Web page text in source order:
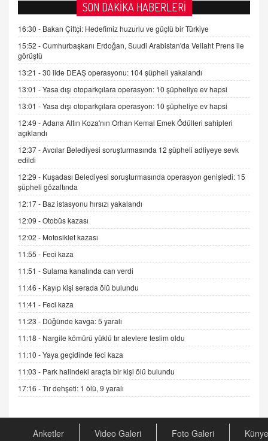
15.09.2025 16:17
SEHER EREK
Kış Ayları Geldi, Hangi Önlemler Alınmalı?
İNCİ GÜL AKÖL
Trump Keşke Adana'yı da Ziyaret Etse...
06.07.2026 13:00
ADEM AKÖL
Sednaya
11.12.2024 12:30
DR. EKREM ASLAN
Gerçek Ne, Algı Ne? "Beraber Yürüyoruz"
Cümlesinin Peşinden
19.07.2025 12:45
GÖNÜL MENEKŞE
Şifacının Yolu
04.11.2025 12:56
AV. RÜMEYSA ÖZKALE
Kira Uyuşmazlıklarında Dava Açmadan Önce
Arabulucuya Başvuru Şartı
23.09.2023 16:30
CAN UĞURATEŞ
SON DAKİKA HABERLERİ
16:30 - Bakan Çiftçi: Hedefimiz huzurlu ve güçlü bir Türkiye
15:52 -Cumhurbaşkanı Erdoğan, Suudi Arabistan'da Veliaht Prens ile
görüştü
13:21 -30 ilde DEAŞ operasyonu: 104 şüpheli yakalandı
13:01 -Yasa dışı otoparkçılara operasyon: 10 şüpheliye ev hapsi
13:01 -Yasa dışı otoparkçılara operasyon: 10 şüpheliye ev hapsi
12:49 -Adana Altın Koza'nın Orhan Kemal Emek Ödülleri sahipleri
açıklandı
12:37 -Avcılar Belediyesi soruşturmasında 12 şüpheli adliyeye sevk
edildi
12:29 - Kuşadası Belediyesi soruşturmasında operasyon genişledi: 15
şüpheli gözaltında
12:17 - Baz istasyonu hırsızı yakalandı
12:09 -Otobüs kazası
12:02 - Motosiklet kazası
11:55 - Feci kaza
11:51 -Sulama kanalında can verdi
11:46 - Kayıp kişi serada ölü bulundu
11:41 - Feci kaza
11:23 - Düğünde kavga: 5 yaralı
11:18 - Nargile kömürü yüklü tır alevlere teslim oldu
11:10 -Yaya geçidinde feci kaza
11:03 - Park halindeki araçta bir kişi ölü bulundu
17:16 -Tır dehşeti: 1 ölü, 9 yaralı
Anketler Video Galeri Foto Galeri Künye